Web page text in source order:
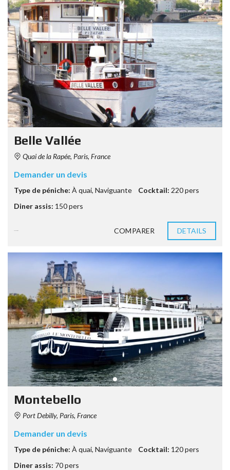
Belle Vallée
Quai de la Rapée, Paris, France
Demander un devis
Type de péniche: À quai, Naviguante Cocktail: 220 pers
Diner assis: 150 pers
COMPARER DETAILS
Montebello
Port Debilly, Paris, France
Demander un devis
Type de péniche: À quai, Naviguante Cocktail: 120 pers
Diner assis: 70 pers